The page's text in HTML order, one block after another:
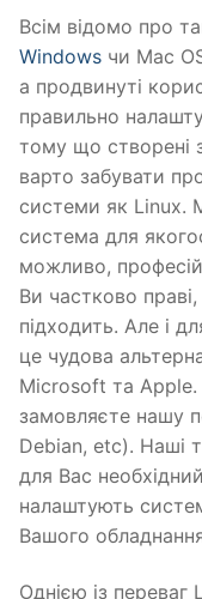
Всім відомо про
Windows чи Mac
а продвинуті
правильно
тому що створені
варто забувати
системи як Linux.
система для
можливо,
Ви частково
підходить. Але і
це чудова
Microsoft та Apple.
замовляєте нашу
Debian, etc). Наші
для Вас
налаштують
Вашого
Однією із переваг